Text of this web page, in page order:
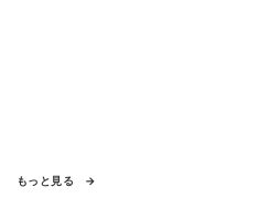
もっと見る